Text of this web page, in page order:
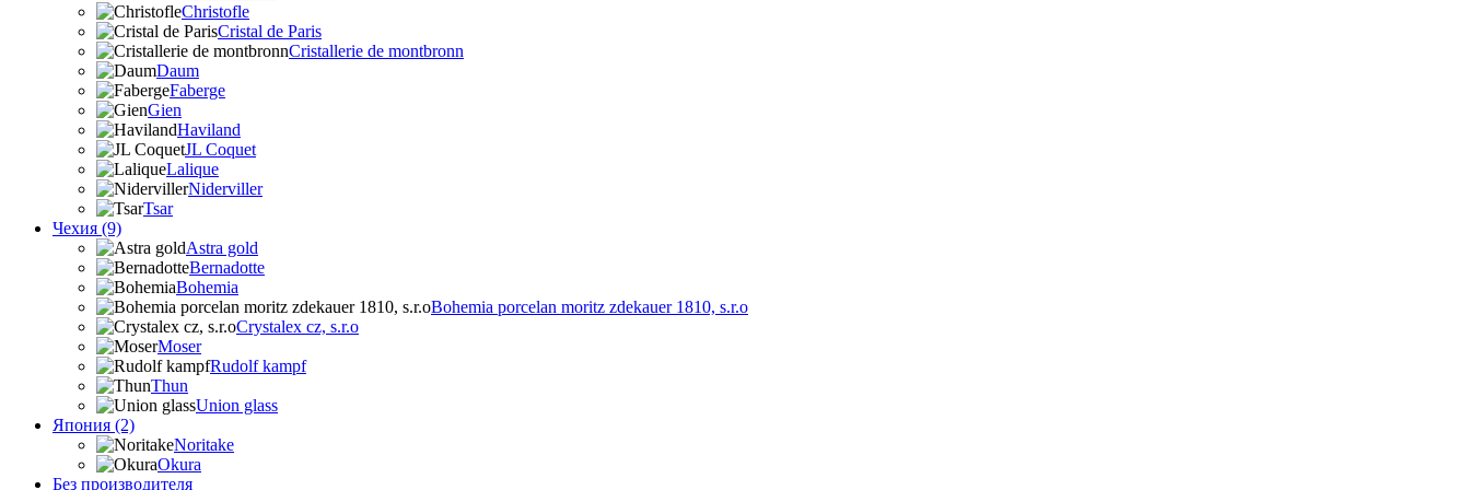
Christofle
Cristal de Paris
Cristallerie de montbronn
Daum
Faberge
Gien
Haviland
JL Coquet
Lalique
Niderviller
Tsar
Чехия (9)
Astra gold
Bernadotte
Bohemia
Bohemia porcelan moritz zdekauer 1810, s.r.o
Crystalex cz, s.r.o
Moser
Rudolf kampf
Thun
Union glass
Япония (2)
Noritake
Okura
Без производителя